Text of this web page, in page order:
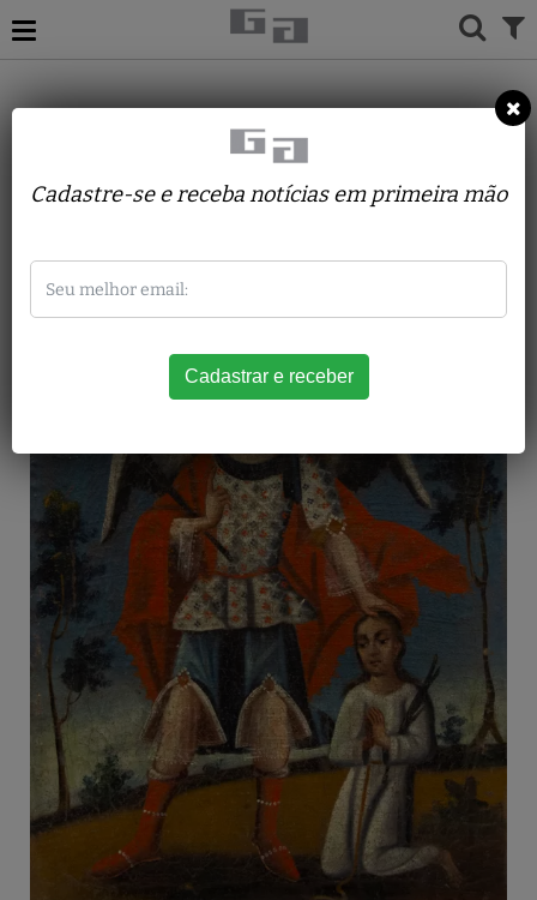
ARTE SACRA
ARCANJO
Cadastre-se e receba notícias em primeira mão